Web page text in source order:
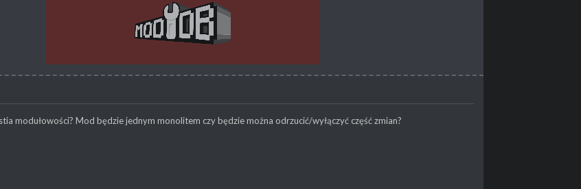
modułowości? Mod będzie jednym monolitem czy będzie można odrzucić/wyłączyć część zmian?